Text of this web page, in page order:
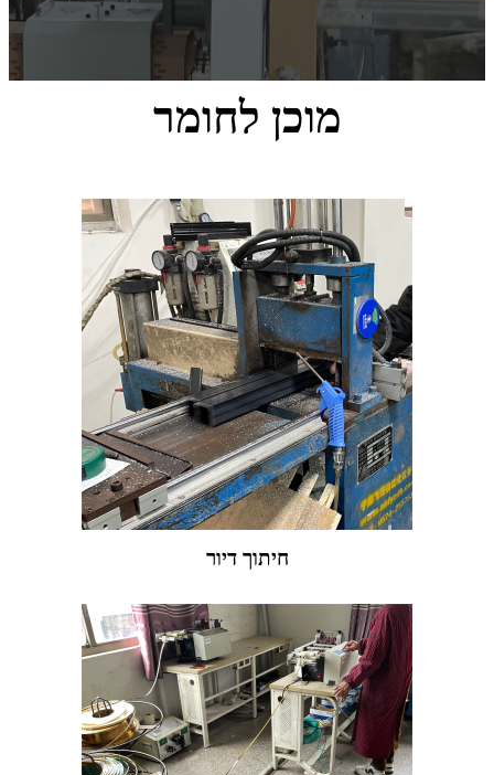
מוכן לחומר
חיתוך דיור